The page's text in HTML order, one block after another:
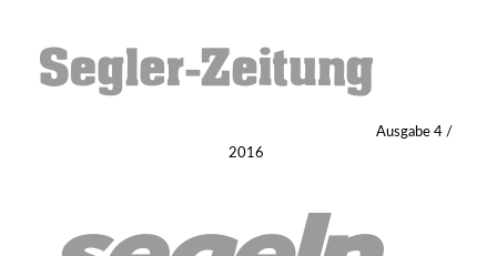
Ausgabe 4 /
2016